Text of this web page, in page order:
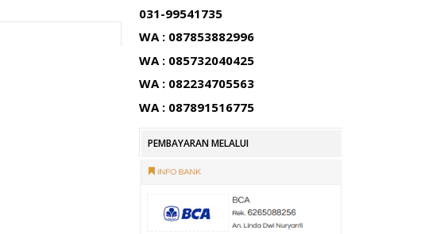
031-99541735
WA : 087853882996
WA : 085732040425
WA : 082234705563
WA : 087891516775
PEMBAYARAN MELALUI